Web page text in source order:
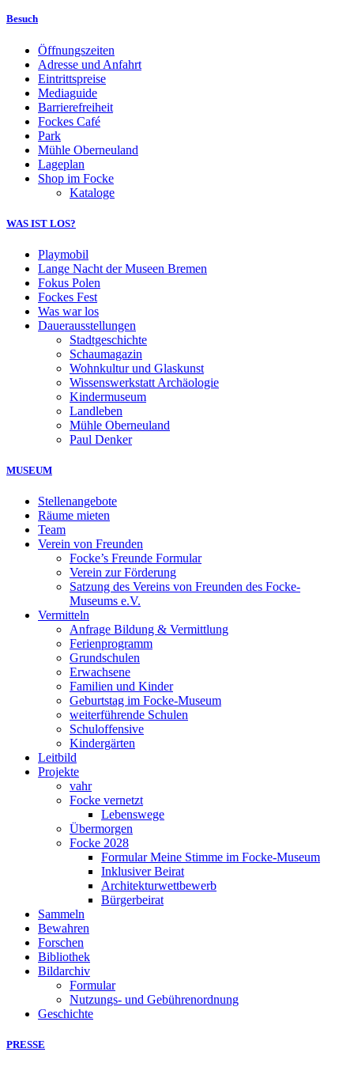
Besuch
Öffnungszeiten
Adresse und Anfahrt
Eintrittspreise
Mediaguide
Barrierefreiheit
Fockes Café
Park
Mühle Oberneuland
Lageplan
Shop im Focke
Kataloge
WAS IST LOS?
Playmobil
Lange Nacht der Museen Bremen
Fokus Polen
Fockes Fest
Was war los
Dauerausstellungen
Stadtgeschichte
Schaumagazin
Wohnkultur und Glaskunst
Wissenswerkstatt Archäologie
Kindermuseum
Landleben
Mühle Oberneuland
Paul Denker
MUSEUM
Stellenangebote
Räume mieten
Team
Verein von Freunden
Focke’s Freunde Formular
Verein zur Förderung
Satzung des Vereins von Freunden des Focke-
Museums e.V.
Vermitteln
Anfrage Bildung & Vermittlung
Ferienprogramm
Grundschulen
Erwachsene
Familien und Kinder
Geburtstag im Focke-Museum
weiterführende Schulen
Schuloffensive
Kindergärten
Leitbild
Projekte
vahr
Focke vernetzt
Lebenswege
Übermorgen
Focke 2028
Formular Meine Stimme im Focke-Museum
Inklusiver Beirat
Architekturwettbewerb
Bürgerbeirat
Sammeln
Bewahren
Forschen
Bibliothek
Bildarchiv
Formular
Nutzungs- und Gebührenordnung
Geschichte
PRESSE